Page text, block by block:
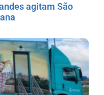
agitam São